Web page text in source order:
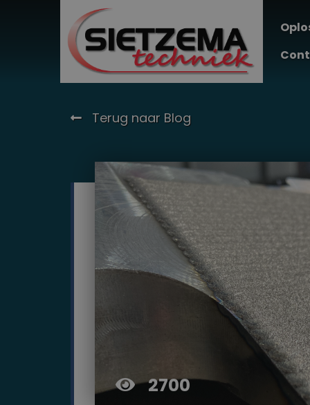
Terug naar Blog
2700